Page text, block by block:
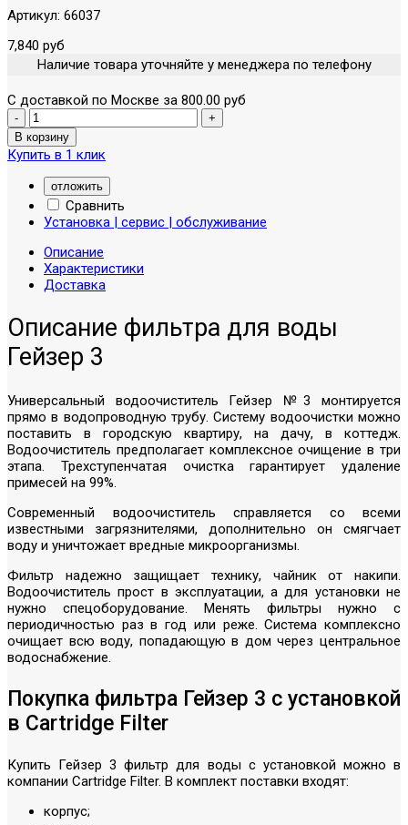
Артикул: 66037
7,840 руб
Наличие товара уточняйте у менеджера по телефону
С доставкой по Москве за 800.00 руб
Купить в 1 клик
отложить
Сравнить
Установка | сервис | обслуживание
Описание
Характеристики
Доставка
Описание фильтра для воды
Гейзер 3
Универсальный водоочиститель Гейзер №3 монтируется
прямо в водопроводную трубу. Систему водоочистки можно
поставить в городскую квартиру, на дачу, в коттедж.
Водоочиститель предполагает комплексное очищение в три
этапа. Трехступенчатая очистка гарантирует удаление
примесей на 99%.
Современный водоочиститель справляется со всеми
известными загрязнителями, дополнительно он смягчает
воду и уничтожает вредные микроорганизмы.
Фильтр надежно защищает технику, чайник от накипи.
Водоочиститель прост в эксплуатации, а для установки не
нужно спецоборудование. Менять фильтры нужно с
периодичностью раз в год или реже. Система комплексно
очищает всю воду, попадающую в дом через центральное
водоснабжение.
Покупка фильтра Гейзер 3 с установкой
в Cartridge Filter
Купить Гейзер 3 фильтр для воды с установкой можно в
компании Cartridge Filter. В комплект поставки входят:
корпус;